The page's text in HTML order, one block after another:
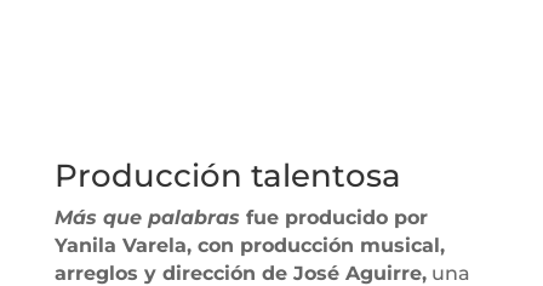
Producción talentosa
Más que palabras fue producido por
Yanila Varela, con producción musical,
arreglos y dirección de José Aguirre,una